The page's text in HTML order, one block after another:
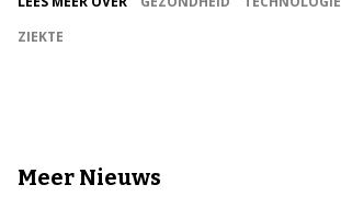
ZIEKTE
Meer Nieuws